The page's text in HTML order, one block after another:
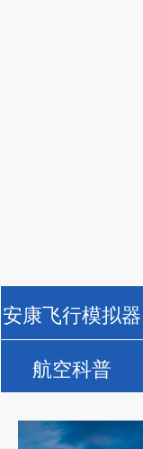
安康飞行模拟器
航空科普